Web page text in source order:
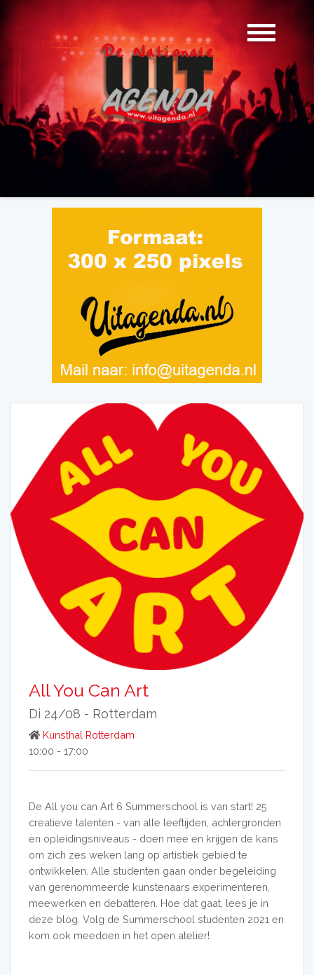
All You Can Art
Di 24/08 - Rotterdam
Kunsthal Rotterdam
10:00 - 17:00
De All you can Art 6 Summerschool is van start! 25
creatieve talenten - van alle leeftijden, achtergronden
en opleidingsniveaus - doen mee en krijgen de kans
om zich zes weken lang op artistiek gebied te
ontwikkelen. Alle studenten gaan onder begeleiding
van gerenommeerde kunstenaars experimenteren,
meewerken en debatteren. Hoe dat gaat, lees je in
deze blog. Volg de Summerschool studenten 2021 en
kom ook meedoen in het open atelier!